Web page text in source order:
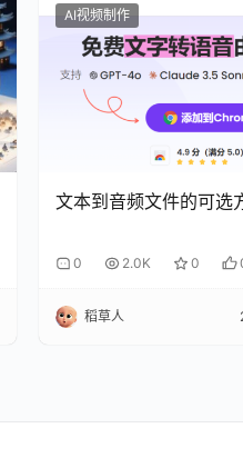
AI视频制作
文本到音频文件的可选
0 2.0K 0
稻草人